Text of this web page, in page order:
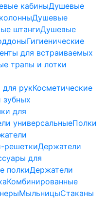
кабиныДушевые
Душевые
штангиДушевые
Гигиенические
для встраиваемых
трапы и лотки
рукКосметические
для
универсальныеПолки
решеткиДержатели
для
полкиДержатели
Комбинированные
МыльницыСтаканы